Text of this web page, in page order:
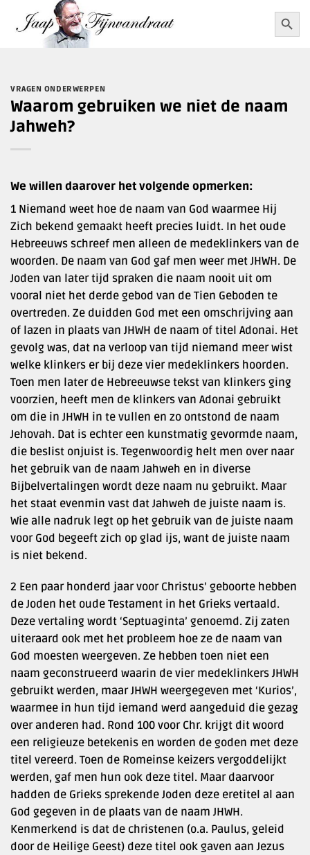
naar
Zoek
naar:
VRAGEN ONDERWERPEN
Waarom gebruiken we niet de naam
Jahweh?
We willen daarover het volgende opmerken:
1 Niemand weet hoe de naam van God waarmee Hij
Zich bekend gemaakt heeft precies luidt. In het oude
Hebreeuws schreef men alleen de medeklinkers van de
woorden. De naam van God gaf men weer met JHWH. De
Joden van later tijd spraken die naam nooit uit om
vooral niet het derde gebod van de Tien Geboden te
overtreden. Ze duidden God met een omschrijving aan
of lazen in plaats van JHWH de naam of titel Adonai. Het
gevolg was, dat na verloop van tijd niemand meer wist
welke klinkers er bij deze vier medeklinkers hoorden.
Toen men later de Hebreeuwse tekst van klinkers ging
voorzien, heeft men de klinkers van Adonai gebruikt
om die in JHWH in te vullen en zo ontstond de naam
Jehovah. Dat is echter een kunstmatig gevormde naam,
die beslist onjuist is. Tegenwoordig helt men over naar
het gebruik van de naam Jahweh en in diverse
Bijbelvertalingen wordt deze naam nu gebruikt. Maar
het staat evenmin vast dat Jahweh de juiste naam is.
Wie alle nadruk legt op het gebruik van de juiste naam
voor God begeeft zich op glad ijs, want de juiste naam
is niet bekend.
2 Een paar honderd jaar voor Christus’ geboorte hebben
de Joden het oude Testament in het Grieks vertaald.
Deze vertaling wordt ‘Septuaginta’ genoemd. Zij zaten
uiteraard ook met het probleem hoe ze de naam van
God moesten weergeven. Ze hebben toen niet een
naam geconstrueerd waarin de vier medeklinkers JHWH
gebruikt werden, maar JHWH weergegeven met ‘Kurios’,
waarmee in hun tijd iemand werd aangeduid die gezag
over anderen had. Rond 100 voor Chr. krijgt dit woord
een religieuze betekenis en worden de goden met deze
titel vereerd. Toen de Romeinse keizers vergoddelijkt
werden, gaf men hun ook deze titel. Maar daarvoor
hadden de Grieks sprekende Joden deze eretitel al aan
God gegeven in de plaats van de naam JHWH.
Kenmerkend is dat de christenen (o.a. Paulus, geleid
door de Heilige Geest) deze titel ook gaven aan Jezus